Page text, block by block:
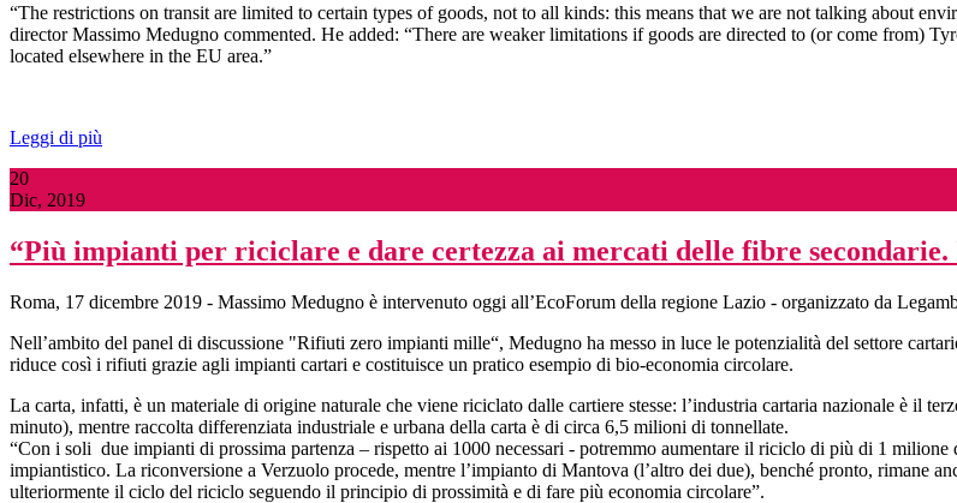
“The restrictions on transit are limited to certain types of goods, not to all kinds: this means that we are not talking about
director Massimo Medugno commented. He added: “There are weaker limitations if goods are directed to (or come from)
located elsewhere in the EU area.”
Leggi di più
20
Dic, 2019
“Più impianti per riciclare e dare certezza ai mercati delle fibre
Roma, 17 dicembre 2019 - Massimo Medugno è intervenuto oggi all’EcoForum della regione Lazio - organizzato da
Nell’ambito del panel di discussione "Rifiuti zero impianti mille“, Medugno ha messo in luce le potenzialità del settore
riduce così i rifiuti grazie agli impianti cartari e costituisce un pratico esempio di bio-economia circolare.
La carta, infatti, è un materiale di origine naturale che viene riciclato dalle cartiere stesse: l’industria cartaria nazionale è il
minuto), mentre raccolta differenziata industriale e urbana della carta è di circa 6,5 milioni di tonnellate.
“Con i soli due impianti di prossima partenza – rispetto ai 1000 necessari - potremmo aumentare il riciclo di più di 1
impiantistico. La riconversione a Verzuolo procede, mentre l’impianto di Mantova (l’altro dei due), benché pronto, rimane
ulteriormente il ciclo del riciclo seguendo il principio di prossimità e di fare più economia circolare”.